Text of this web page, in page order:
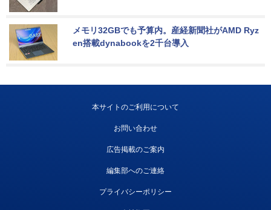
メモリ32GBでも予算内。産経新聞社がAMD Ryz
en搭載dynabookを2千台導入
本サイトのご利用について
お問い合わせ
広告掲載のご案内
編集部へのご連絡
プライバシーポリシー